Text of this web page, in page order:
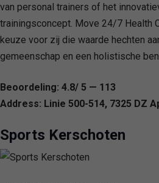
van personal trainers of het
trainingsconcept. Move 24/7 Health
keuze voor zij die waarde hechten
gemeenschap en een holistische
Beoordeling: 4.8/ 5 — 113
Address: Linie 500-514, 7325 DZ
Sports Kerschoten